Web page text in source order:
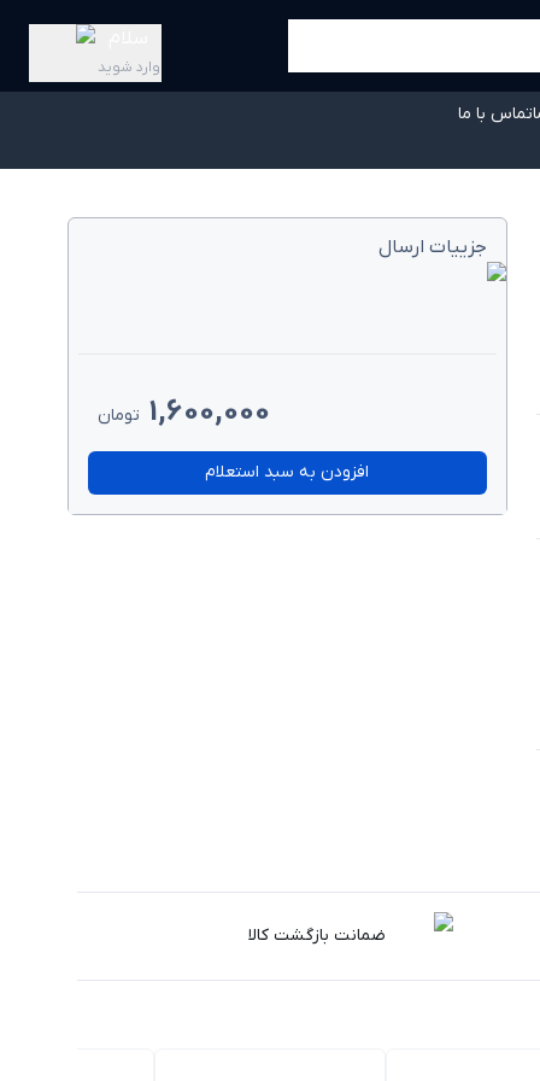
وارد شوید
تماس با ما
جزییات ارسال
1,600,000 تومان
افزودن به سبد استعلام
ضمانت بازگشت کالا